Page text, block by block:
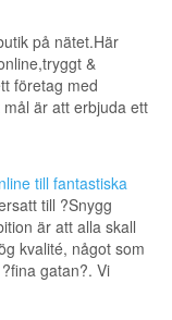
på nätet.Här
&
företag med
är att erbjuda ett
till fantastiska
till ?Snygg
är att alla skall
kvalité, något som
gatan?. Vi